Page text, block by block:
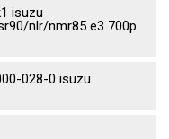
isuzu
nlr/nmr85 e3 700p
028-0 isuzu